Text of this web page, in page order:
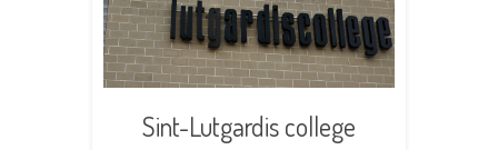
Sint-Lutgardis college